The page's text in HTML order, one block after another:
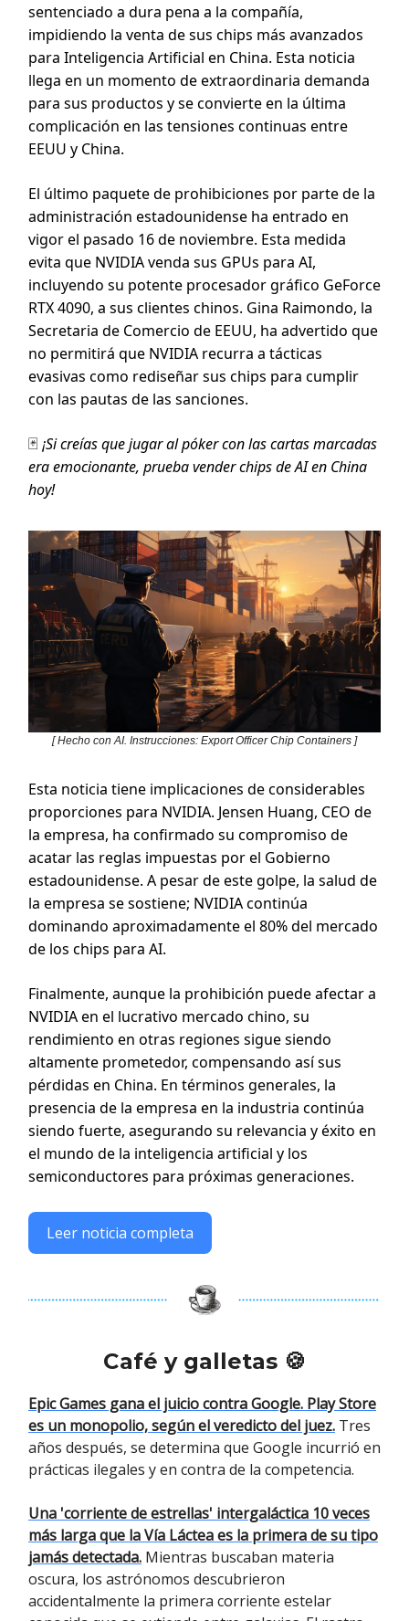
sentenciado a dura pena a la compañía,
impidiendo la venta de sus chips más avanzados
para Inteligencia Artificial en China. Esta noticia
llega en un momento de extraordinaria demanda
para sus productos y se convierte en la última
complicación en las tensiones continuas entre
EEUU y China.
El último paquete de prohibiciones por parte de la
administración estadounidense ha entrado en
vigor el pasado 16 de noviembre. Esta medida
evita que NVIDIA venda sus GPUs para AI,
incluyendo su potente procesador gráfico GeForce
RTX 4090, a sus clientes chinos. Gina Raimondo, la
Secretaria de Comercio de EEUU, ha advertido que
no permitirá que NVIDIA recurra a tácticas
evasivas como rediseñar sus chips para cumplir
con las pautas de las sanciones.
🃏 ¡Si creías que jugar al póker con las cartas marcadas
era emocionante, prueba vender chips de AI en China
hoy!
[ Hecho con AI. Instrucciones: Export Officer Chip Containers ]
Esta noticia tiene implicaciones de considerables
proporciones para NVIDIA. Jensen Huang, CEO de
la empresa, ha confirmado su compromiso de
acatar las reglas impuestas por el Gobierno
estadounidense. A pesar de este golpe, la salud de
la empresa se sostiene; NVIDIA continúa
dominando aproximadamente el 80% del mercado
de los chips para AI.
Finalmente, aunque la prohibición puede afectar a
NVIDIA en el lucrativo mercado chino, su
rendimiento en otras regiones sigue siendo
altamente prometedor, compensando así sus
pérdidas en China. En términos generales, la
presencia de la empresa en la industria continúa
siendo fuerte, asegurando su relevancia y éxito en
el mundo de la inteligencia artificial y los
semiconductores para próximas generaciones.
Leer noticia completa
Café y galletas 🍪
Epic Games gana el juicio contra Google. Play Store
es un monopolio, según el veredicto del juez. Tres
años después, se determina que Google incurrió en
prácticas ilegales y en contra de la competencia.
Una 'corriente de estrellas' intergaláctica 10 veces
más larga que la Vía Láctea es la primera de su tipo
jamás detectada. Mientras buscaban materia
oscura, los astrónomos descubrieron
accidentalmente la primera corriente estelar